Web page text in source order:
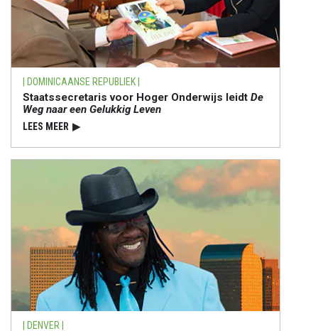
| DOMINICAANSE REPUBLIEK |
Staatssecretaris voor Hoger Onderwijs leidt De
Weg naar een Gelukkig Leven
LEES MEER ▶
| DENVER |